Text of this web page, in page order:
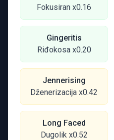
Fokusiran x0.16
Gingeritis
Riđokosa x0.20
Jennerising
Dženerizacija x0.42
Long Faced
Dugolik x0.52